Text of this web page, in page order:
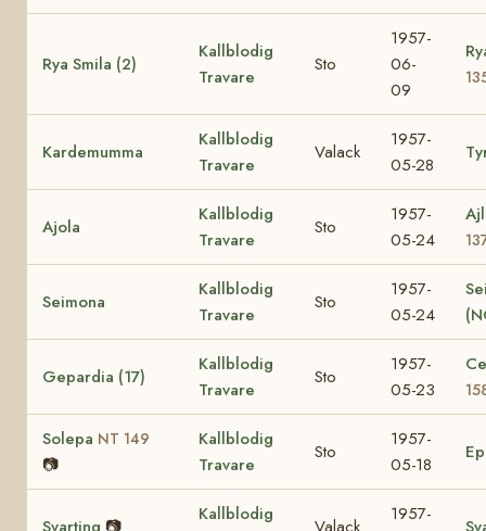
Rya Smila (2)
Kallblodig
Travare
Sto
1957-
06-
09
Kardemumma
Kallblodig
Travare
Valack
1957-
05-28
Ajola
Kallblodig
Travare
Sto
1957-
05-24
Seimona
Kallblodig
Travare
Sto
1957-
05-24
Gepardia (17)
Kallblodig
Travare
Sto
1957-
05-23
Solepa NT 149
📷
Kallblodig
Travare
Sto
1957-
05-18
Svarting 📷
Kallblodig
Valack
1957-